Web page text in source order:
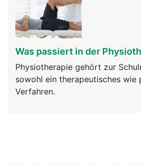
Was passiert in der
Physiotherapie gehört zur
sowohl ein therapeutisches wie
Verfahren.